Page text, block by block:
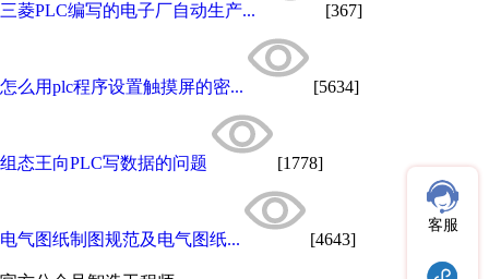
三菱PLC编写的电子厂自动生产... [367]
怎么用plc程序设置触摸屏的密... [5634]
组态王向PLC写数据的问题 [1778]
电气图纸制图规范及电气图纸... [4643]
客服